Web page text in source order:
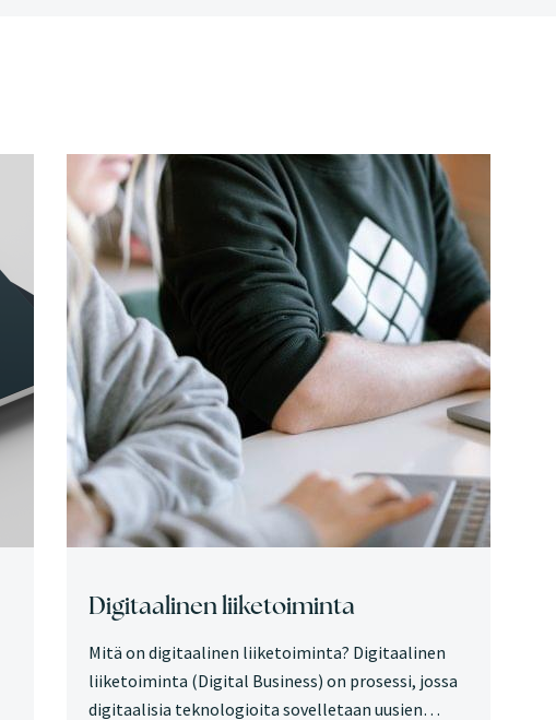
Digitaalinen liiketoiminta
Mitä on digitaalinen liiketoiminta? Digitaalinen
liiketoiminta (Digital Business) on prosessi, jossa
digitaalisia teknologioita sovelletaan uusien…